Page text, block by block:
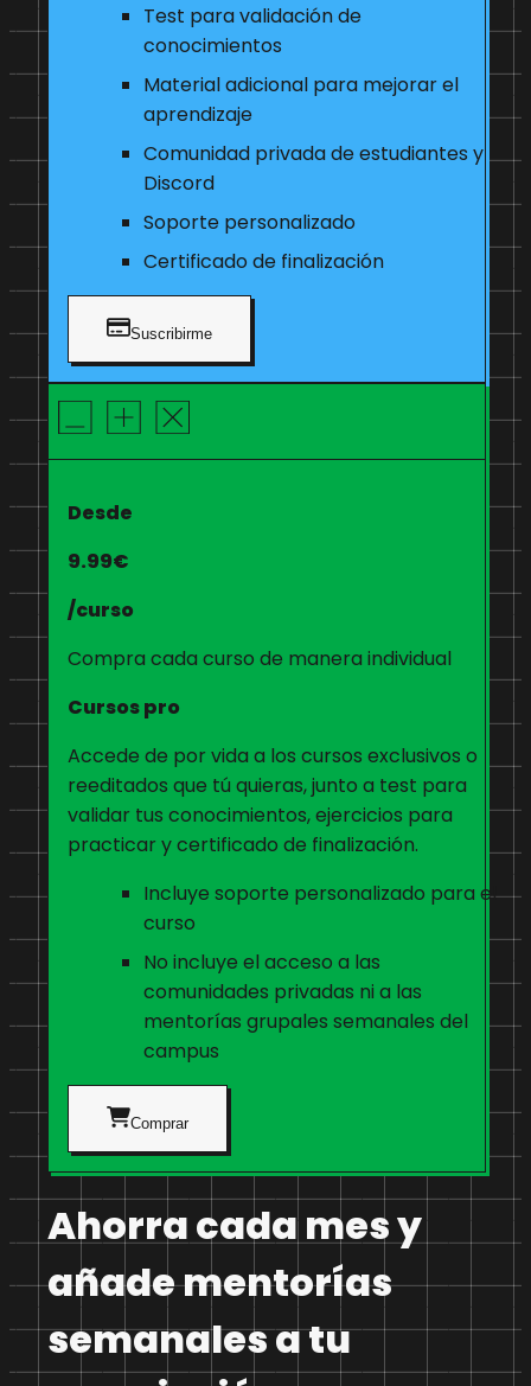
Test para validación de
conocimientos
Material adicional para mejorar el
aprendizaje
Comunidad privada de estudiantes y
Discord
Soporte personalizado
Certificado de finalización
Suscribirme
Desde
9.99€
/curso
Compra cada curso de manera individual
Cursos pro
Accede de por vida a los cursos exclusivos o
reeditados que tú quieras, junto a test para
validar tus conocimientos, ejercicios para
practicar y certificado de finalización.
Incluye soporte personalizado para el
curso
No incluye el acceso a las
comunidades privadas ni a las
mentorías grupales semanales del
campus
Comprar
Ahorra cada mes y
añade mentorías
semanales a tu